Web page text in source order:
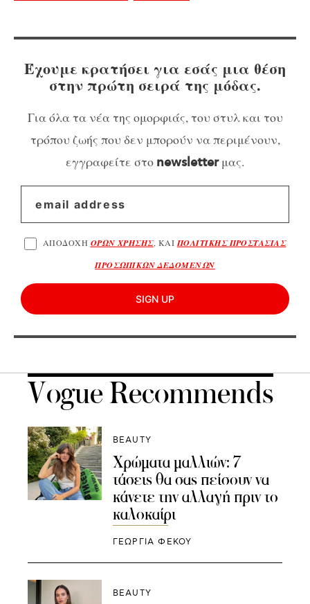
Έχουμε κρατήσει για εσάς μια θέση
στην πρώτη σειρά της μόδας.
Για όλα τα νέα της ομορφιάς, του στυλ και του
τρόπου ζωής που δεν μπορούν να περιμένουν,
εγγραφείτε στο newsletterμας.
ΑΠΟΔΟΧΗ ΟΡΩΝ ΧΡΗΣΗΣ, ΚΑΙ ΠΟΛΙΤΙΚΗΣ ΠΡΟΣΤΑΣΙΑΣ
ΠΡΟΣΩΠΙΚΩΝ ΔΕΔΟΜΕΝΩΝ
SIGN UP
Vogue Recommends
BEAUTY
Χρώματα μαλλιών: 7
τάσεις θα σας πείσουν να
κάνετε την αλλαγή πριν το
καλοκαίρι
ΓΕΩΡΓΙΑ ΦΕΚΟΥ
BEAUTY